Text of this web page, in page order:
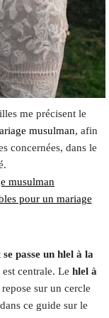
me précisent le
musulman, afin
concernées, dans le
musulman
pour un mariage
passe un hlel à la
centrale. Le hlel à
sur un cercle
ce guide sur le